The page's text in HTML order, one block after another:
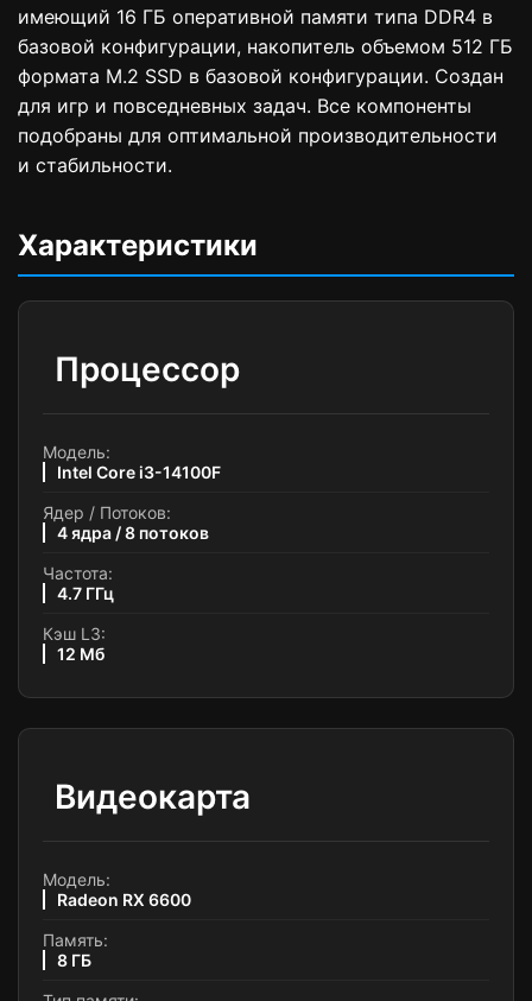
имеющий 16 ГБ оперативной памяти типа DDR4 в
базовой конфигурации, накопитель объемом 512 ГБ
формата M.2 SSD в базовой конфигурации. Создан
для игр и повседневных задач. Все компоненты
подобраны для оптимальной производительности
и стабильности.
Характеристики
Процессор
Модель:
Intel Core i3-14100F
Ядер / Потоков:
4 ядра / 8 потоков
Частота:
4.7 ГГц
Кэш L3:
12 Мб
Видеокарта
Модель:
Radeon RX 6600
Память:
8 ГБ